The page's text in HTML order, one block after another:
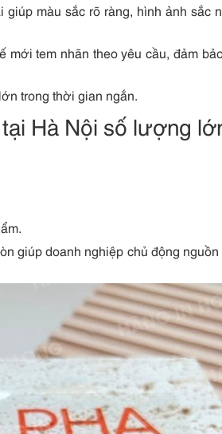
màu sắc rõ ràng, hình ảnh sắc
tem nhãn theo yêu cầu, đảm
trong thời gian ngắn.
Hà Nội số lượng
giúp doanh nghiệp chủ động nguồn